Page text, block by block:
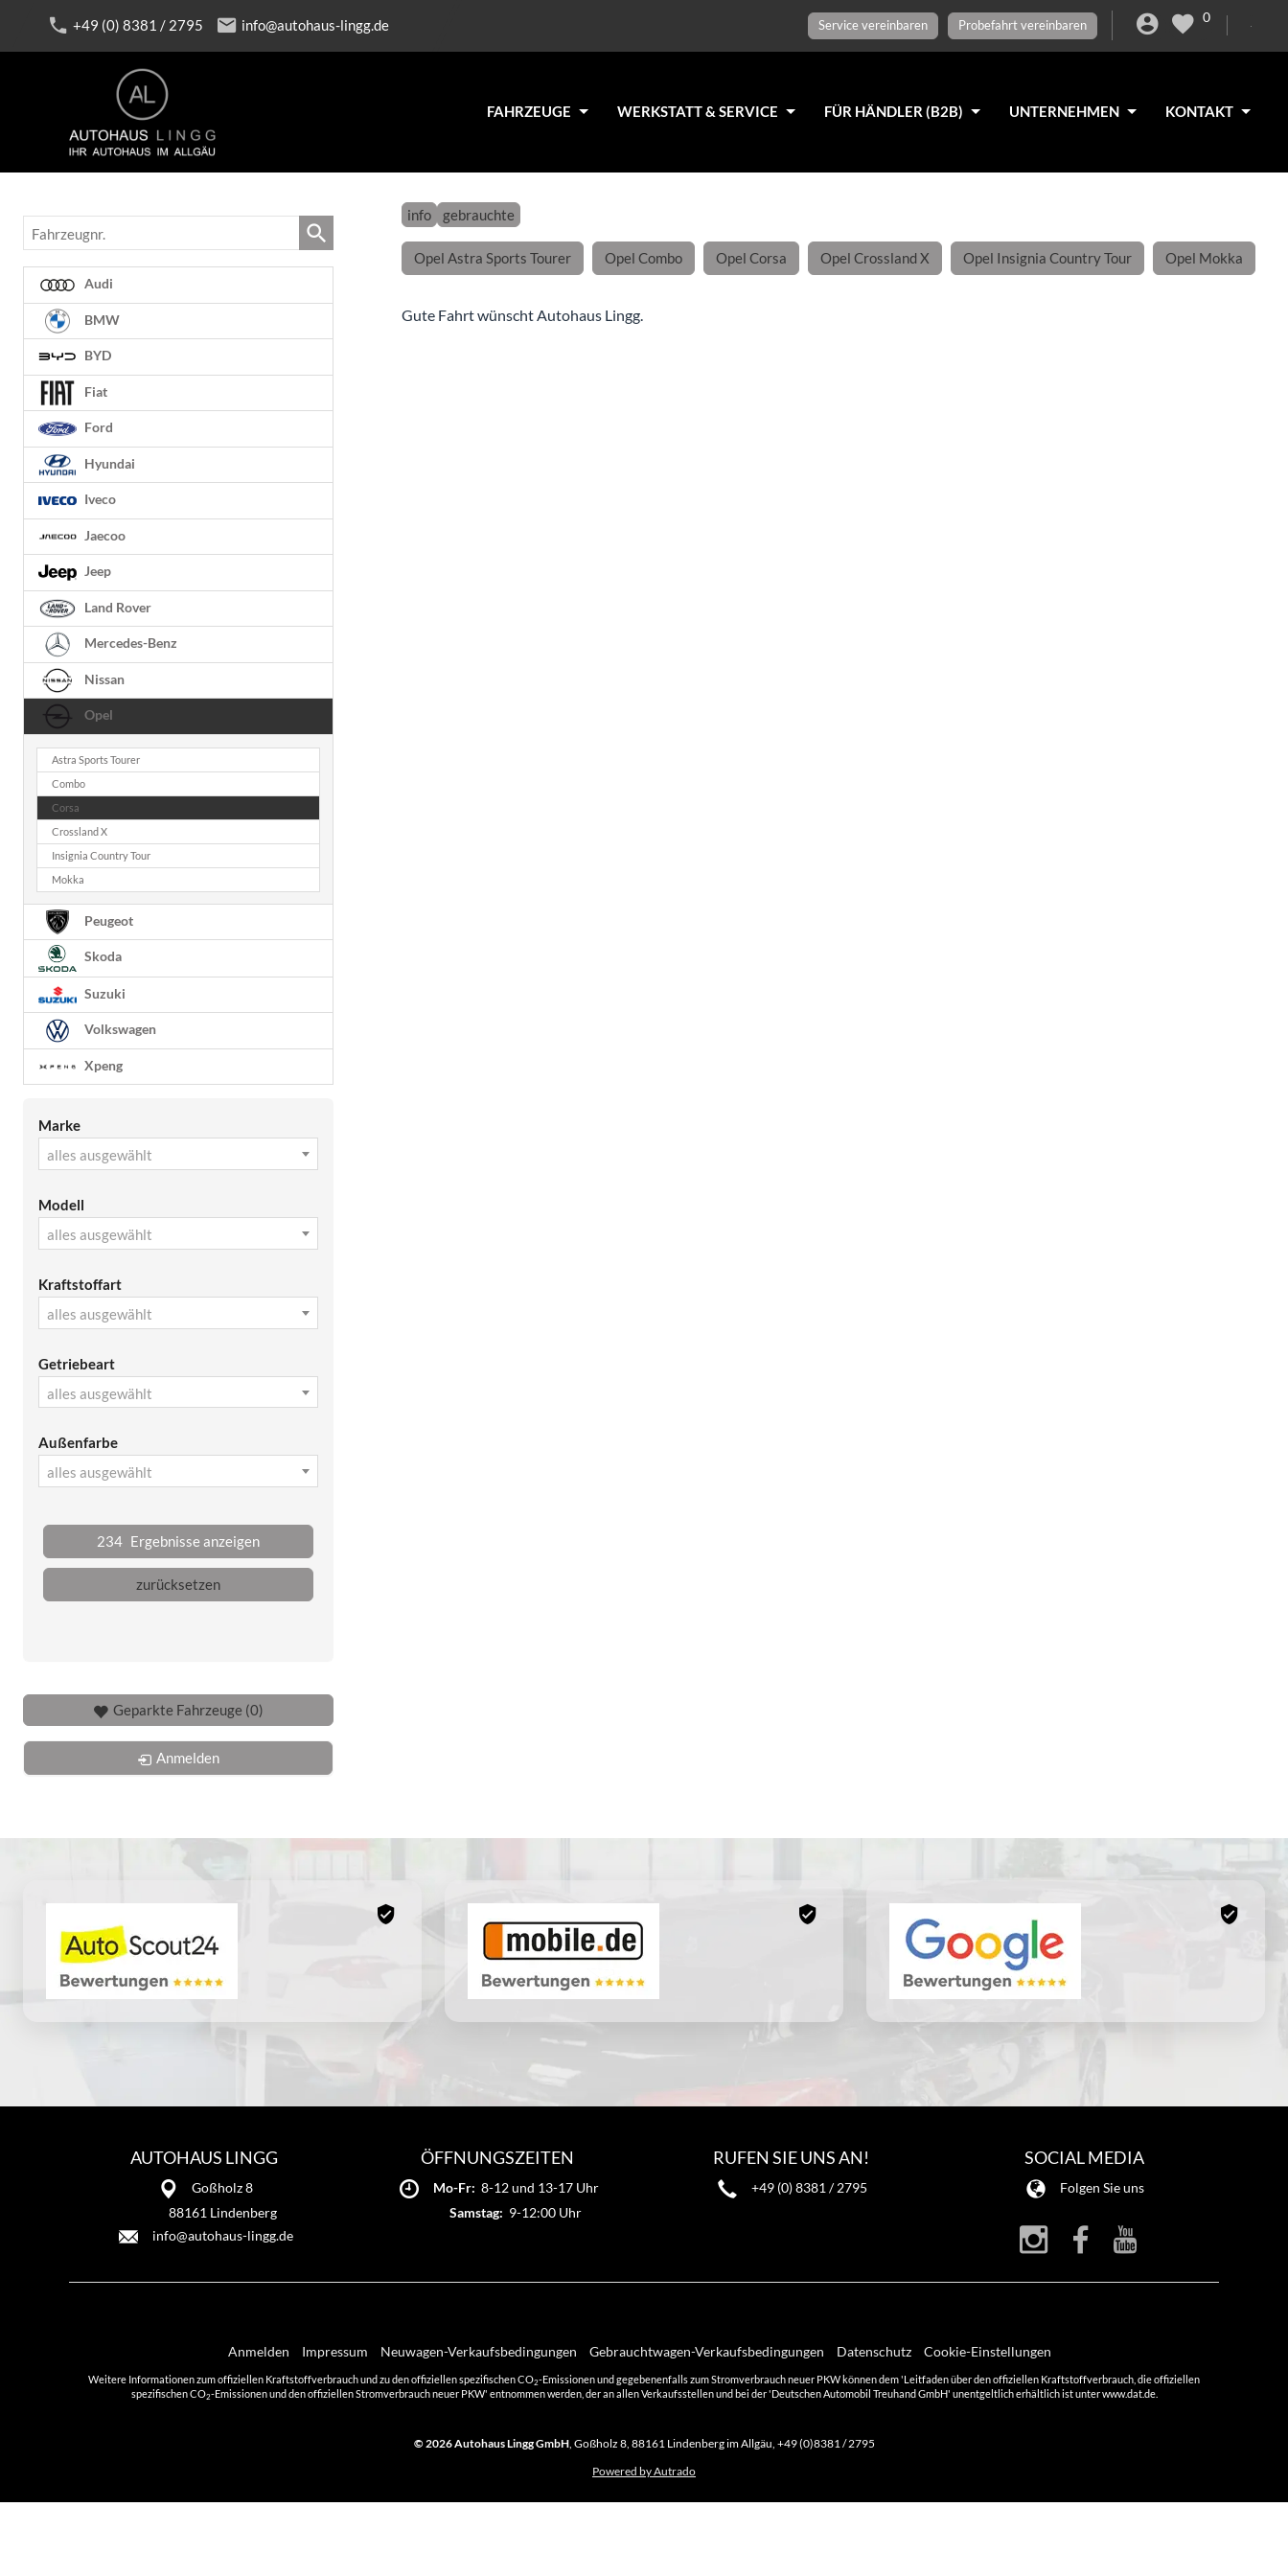
+49 (0) 8381 / 2795 info@autohaus-lingg.de Service vereinbaren Probefahrt vereinbaren
0
FAHRZEUGE WERKSTATT & SERVICE FÜR HÄNDLER (B2B) UNTERNEHMEN KONTAKT
info gebrauchte
Opel Astra Sports Tourer Opel Combo Opel Corsa Opel Crossland X Opel Insignia Country Tour Opel Mokka
Gute Fahrt wünscht Autohaus Lingg.
Fahrzeugnr.
Audi
BMW
BYD
Fiat
Ford
Hyundai
Iveco
Jaecoo
Jeep
Land Rover
Mercedes-Benz
Nissan
Opel
Astra Sports Tourer
Combo
Corsa
Crossland X
Insignia Country Tour
Mokka
Peugeot
Skoda
Suzuki
Volkswagen
Xpeng
Marke
alles ausgewählt
Modell
alles ausgewählt
Kraftstoffart
alles ausgewählt
Getriebeart
alles ausgewählt
Außenfarbe
alles ausgewählt
234 Ergebnisse anzeigen
zurücksetzen
Geparkte Fahrzeuge (0)
Anmelden
AUTOHAUS LINGG
Goßholz 8
88161 Lindenberg
info@autohaus-lingg.de
ÖFFNUNGSZEITEN
Mo-Fr: 8-12 und 13-17 Uhr
Samstag: 9-12:00 Uhr
RUFEN SIE UNS AN!
+49 (0) 8381 / 2795
SOCIAL MEDIA
Folgen Sie uns
Anmelden Impressum Neuwagen-Verkaufsbedingungen Gebrauchtwagen-Verkaufsbedingungen Datenschutz Cookie-Einstellungen
Weitere Informationen zum offiziellen Kraftstoffverbrauch und zu den offiziellen spezifischen CO2-Emissionen und gegebenenfalls zum Stromverbrauch neuer PKW können dem 'Leitfaden über den offiziellen Kraftstoffverbrauch, die offiziellen
spezifischen CO2-Emissionen und den offiziellen Stromverbrauch neuer PKW' entnommen werden, der an allen Verkaufsstellen und bei der 'Deutschen Automobil Treuhand GmbH' unentgeltlich erhältlich ist unter www.dat.de.
© 2026Autohaus Lingg GmbH, Goßholz 8, 88161 Lindenberg im Allgäu, +49 (0)8381 / 2795
Powered by Autrado